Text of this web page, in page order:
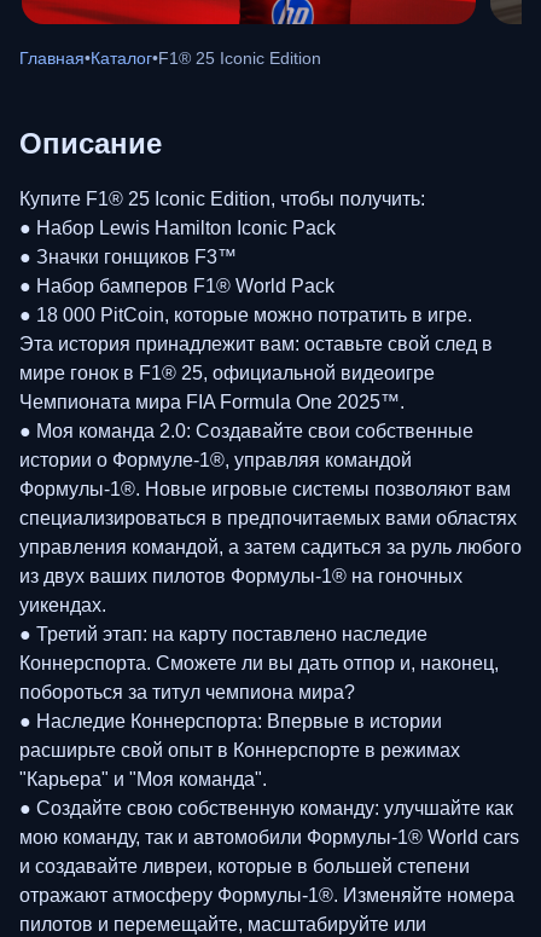
Главная•Каталог•F1® 25 Iconic Edition
Описание
Купите F1® 25 Iconic Edition, чтобы получить:
● Набор Lewis Hamilton Iconic Pack
● Значки гонщиков F3™
● Набор бамперов F1® World Pack
● 18 000 PitCoin, которые можно потратить в игре.
Эта история принадлежит вам: оставьте свой след в
мире гонок в F1® 25, официальной видеоигре
Чемпионата мира FIA Formula One 2025™.
● Моя команда 2.0: Создавайте свои собственные
истории о Формуле-1®, управляя командой
Формулы-1®. Новые игровые системы позволяют вам
специализироваться в предпочитаемых вами областях
управления командой, а затем садиться за руль любого
из двух ваших пилотов Формулы-1® на гоночных
уикендах.
● Третий этап: на карту поставлено наследие
Коннерспорта. Сможете ли вы дать отпор и, наконец,
побороться за титул чемпиона мира?
● Наследие Коннерспорта: Впервые в истории
расширьте свой опыт в Коннерспорте в режимах
"Карьера" и "Моя команда".
● Создайте свою собственную команду: улучшайте как
мою команду, так и автомобили Формулы-1® World cars
и создавайте ливреи, которые в большей степени
отражают атмосферу Формулы-1®. Изменяйте номера
пилотов и перемещайте, масштабируйте или